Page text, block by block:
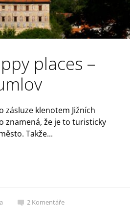
places –
zásluze klenotem Jižních
znamená, že je to turisticky
Takže...
2 Komentáře